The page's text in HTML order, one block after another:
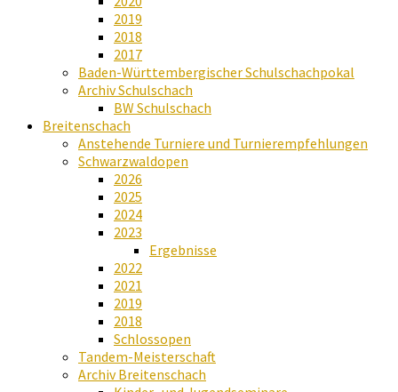
2019
2018
2017
Baden-Württembergischer Schulschachpokal
Archiv Schulschach
BW Schulschach
Breitenschach
Anstehende Turniere und Turnierempfehlungen
Schwarzwaldopen
2026
2025
2024
2023
Ergebnisse
2022
2021
2019
2018
Schlossopen
Tandem-Meisterschaft
Archiv Breitenschach